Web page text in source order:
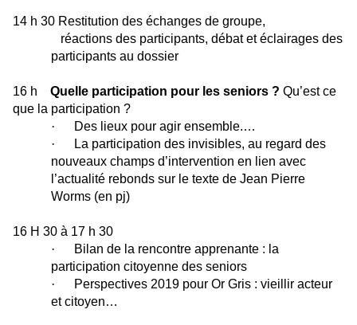
14 h 30 Restitution des échanges de groupe,
réactions des participants, débat et éclairages des
participants au dossier
16 h Quelle participation pour les seniors ? Qu’est ce
que la participation ?
·
Des lieux pour agir ensemble.…
·
La participation des invisibles, au regard des
nouveaux champs d’intervention en lien avec
l’actualité rebonds sur le texte de Jean Pierre
Worms (en pj)
16 H 30 à 17 h 30
·
Bilan de la rencontre apprenante : la
participation citoyenne des seniors
·
Perspectives 2019 pour Or Gris : vieillir acteur
et citoyen…